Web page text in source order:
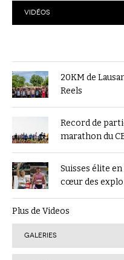
VIDÉOS
20KM de
Reels
Record de
marathon du
Suisses élite en
cœur des
Plus de Videos
GALERIES